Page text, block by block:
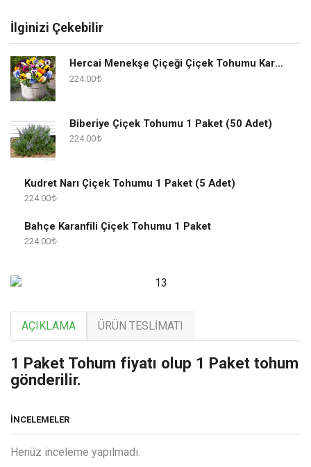
İlginizi Çekebilir
Hercai Menekşe Çiçeği Çiçek Tohumu Karışık 1 Paket
224.00
Biberiye Çiçek Tohumu 1 Paket (50 Adet)
224.00
Kudret Narı Çiçek Tohumu 1 Paket (5 Adet)
224.00
Bahçe Karanfili Çiçek Tohumu 1 Paket
224.00
AÇIKLAMA ÜRÜN TESLIMATI
1 Paket Tohum fiyatı olup 1 Paket tohum
gönderilir.
İNCELEMELER
Henüz inceleme yapılmadı.